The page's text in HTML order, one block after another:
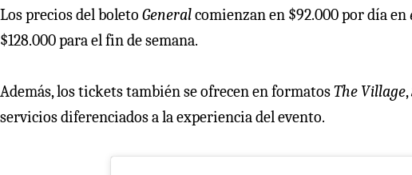
Los precios del boleto Generalcomienzan en $92.000 por día en
$128.000 para el fin de semana.
Además, los tickets también se ofrecen en formatosThe Village,
servicios diferenciados a la experiencia del evento.